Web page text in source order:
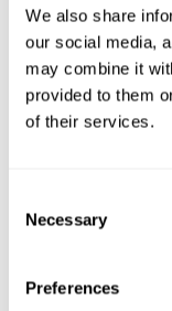
We also share
our social media,
may combine it
provided to them
of their services.
Selection
Necessary
Preferences
capacités
Le jeu "Chaos
liées à la
jouer et de s'entraîner
endommagées.Une
peut contribuer à la
circuits neuronaux
1ère SEMAINE